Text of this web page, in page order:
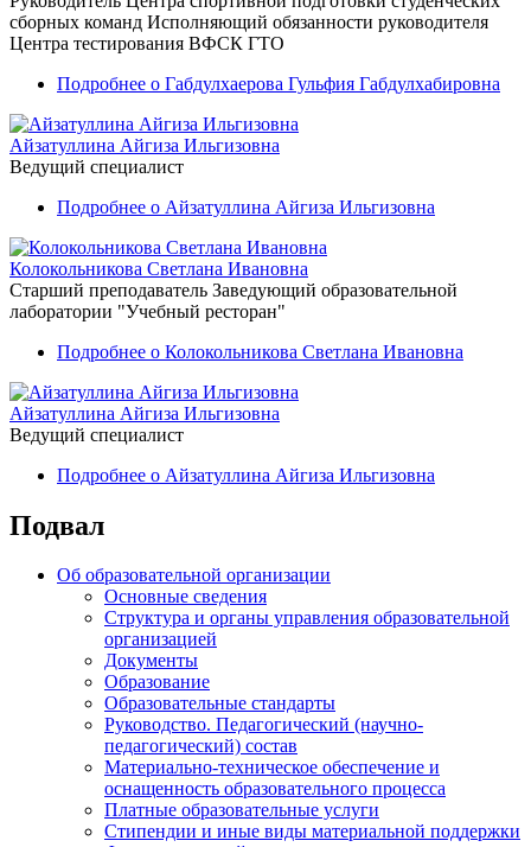
сборных команд Исполняющий обязанности руководителя
Центра тестирования ВФСК ГТО
Подробнее о Габдулхаерова Гульфия Габдулхабировна
Айзатуллина Айгиза Ильгизовна
Ведущий специалист
Подробнее о Айзатуллина Айгиза Ильгизовна
Колокольникова Светлана Ивановна
Старший преподаватель Заведующий образовательной
лаборатории "Учебный ресторан"
Подробнее о Колокольникова Светлана Ивановна
Айзатуллина Айгиза Ильгизовна
Ведущий специалист
Подробнее о Айзатуллина Айгиза Ильгизовна
Подвал
Об образовательной организации
Основные сведения
Структура и органы управления образовательной
организацией
Документы
Образование
Образовательные стандарты
Руководство. Педагогический (научно-
педагогический) состав
Материально-техническое обеспечение и
оснащенность образовательного процесса
Платные образовательные услуги
Стипендии и иные виды материальной поддержки